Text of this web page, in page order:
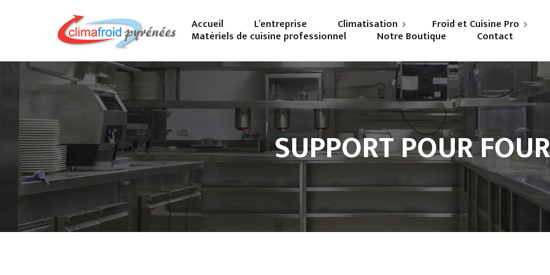
Accueil L’entreprise Climatisation
Particuliers
Professionnels
Froid et Cuisine Pro
Frigoriste professionnel
Cuisiniste
Matériels de cuisine professionnel Notre Boutique Contact
SUPPORT POUR FOUR